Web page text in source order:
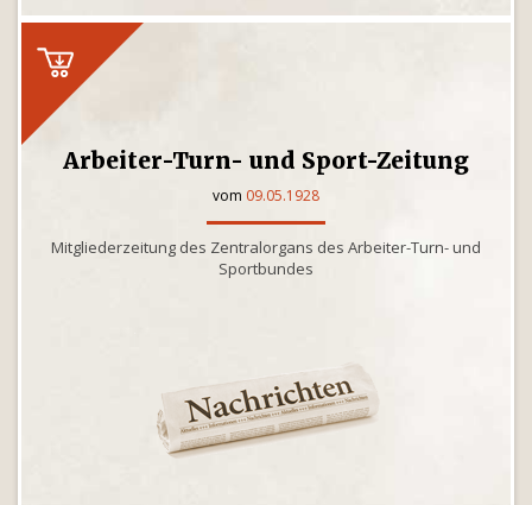
Arbeiter-Turn- und Sport-Zeitung
vom 09.05.1928
Mitgliederzeitung des Zentralorgans des Arbeiter-Turn- und
Sportbundes